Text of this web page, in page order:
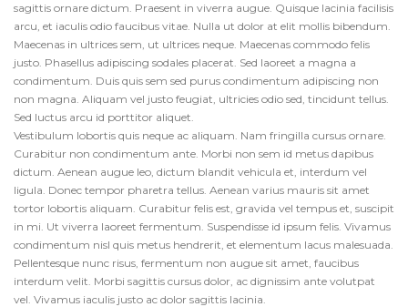
sagittis ornare dictum. Praesent in viverra augue. Quisque lacinia facilisis
arcu, et iaculis odio faucibus vitae. Nulla ut dolor at elit mollis bibendum.
Maecenas in ultrices sem, ut ultrices neque. Maecenas commodo felis
justo. Phasellus adipiscing sodales placerat. Sed laoreet a magna a
condimentum. Duis quis sem sed purus condimentum adipiscing non
non magna. Aliquam vel justo feugiat, ultricies odio sed, tincidunt tellus.
Sed luctus arcu id porttitor aliquet.
Vestibulum lobortis quis neque ac aliquam. Nam fringilla cursus ornare.
Curabitur non condimentum ante. Morbi non sem id metus dapibus
dictum. Aenean augue leo, dictum blandit vehicula et, interdum vel
ligula. Donec tempor pharetra tellus. Aenean varius mauris sit amet
tortor lobortis aliquam. Curabitur felis est, gravida vel tempus et, suscipit
in mi. Ut viverra laoreet fermentum. Suspendisse id ipsum felis. Vivamus
condimentum nisl quis metus hendrerit, et elementum lacus malesuada.
Pellentesque nunc risus, fermentum non augue sit amet, faucibus
interdum velit. Morbi sagittis cursus dolor, ac dignissim ante volutpat
vel. Vivamus iaculis justo ac dolor sagittis lacinia.